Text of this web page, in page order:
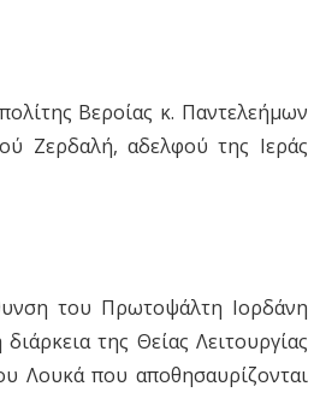
Βεροίας κ. Παντελεήμων
Ζερδαλή, αδελφού της Ιεράς
του Πρωτοψάλτη Ιορδάνη
της Θείας Λειτουργίας
Λουκά που αποθησαυρίζονται